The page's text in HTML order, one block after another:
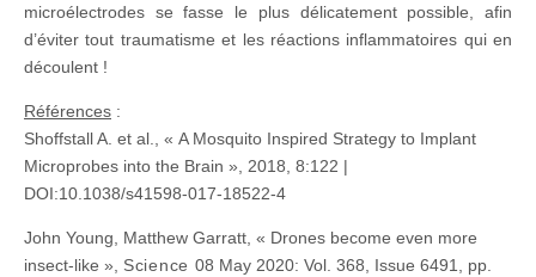
microélectrodes se fasse le plus délicatement possible, afin
d’éviter tout traumatisme et les réactions inflammatoires qui en
découlent !
Références :
Shoffstall A. et al., « A Mosquito Inspired Strategy to Implant
Microprobes into the Brain », 2018, 8:122 |
DOI:10.1038/s41598-017-18522-4
John Young Matthew Garratt, « Drones become even more
insect-like », Science 08 May 2020: Vol. 368, Issue 6491, pp.